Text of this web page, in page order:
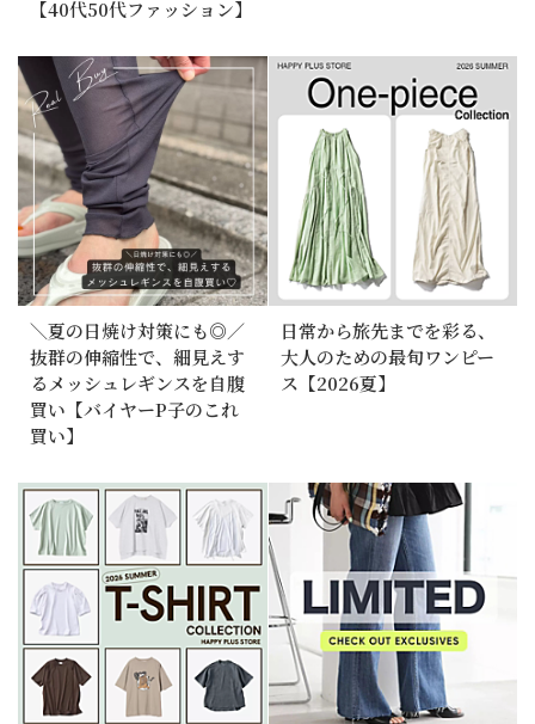
【40代50代ファッション】
＼夏の日焼け対策にも◎／
抜群の伸縮性で、細見えす
るメッシュレギンスを自腹
買い【バイヤーP子のこれ
買い】
日常から旅先までを彩る、
大人のための最旬ワンピー
ス【2026夏】